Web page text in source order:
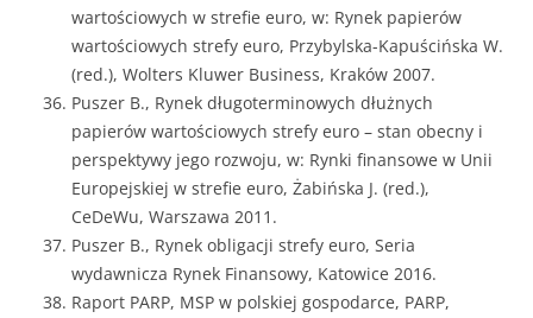
wartościowych w strefie euro, w: Rynek papierów
wartościowych strefy euro, Przybylska-Kapuścińska W.
(red.), Wolters Kluwer Business, Kraków 2007.
Puszer B., Rynek długoterminowych dłużnych
papierów wartościowych strefy euro – stan obecny i
perspektywy jego rozwoju, w: Rynki finansowe w Unii
Europejskiej w strefie euro, Żabińska J. (red.),
CeDeWu, Warszawa 2011.
Puszer B., Rynek obligacji strefy euro, Seria
wydawnicza Rynek Finansowy, Katowice 2016.
Raport PARP, MSP w polskiej gospodarce, PARP,